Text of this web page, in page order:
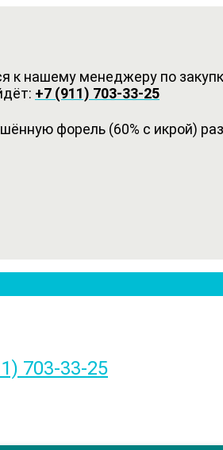
к нашему менеджеру по
+7 (911) 703-33-25
форель (60% с икрой)
703-33-25